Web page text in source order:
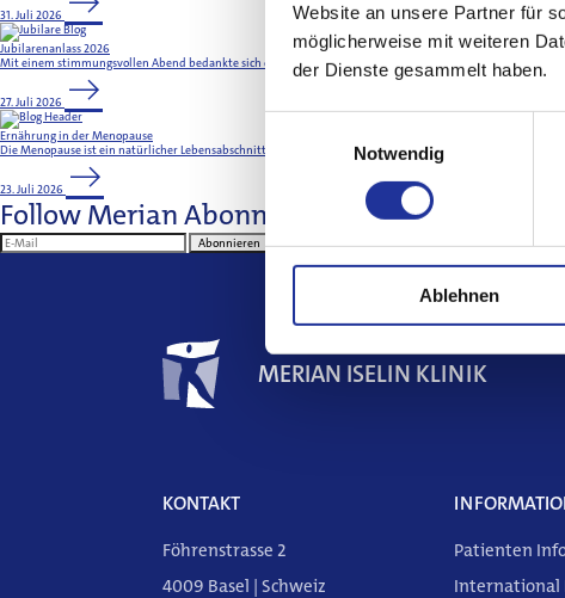
Website an unsere Partner für
möglicherweise mit weiteren
der Dienste gesammelt haben.
Notwendig
Ablehnen
31. Juli 2026
Jubilarenanlass 2026
Mit einem stimmungsvollen Abend bedankte sich die Merian Iselin Klinik bei 31 Mitarbeitenden für ihre
27. Juli 2026
Ernährung in der Menopause
Die Menopause ist ein natürlicher Lebensabschnitt, der durch die letzte Menstruation einer Frau definiert
23. Juli 2026
Follow MerianAbonnieren Sie unseren
Abonnieren
MERIAN ISELIN KLINIK
KONTAKT
Föhrenstrasse 2
4009 Basel | Schweiz
Patienten
International